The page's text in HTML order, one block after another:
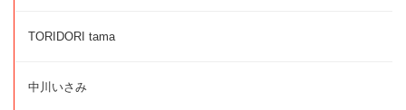
TORIDORI tama
中川いさみ